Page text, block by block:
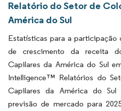
Relatório do Setor de
América do Sul
Estatísticas para a participação
de crescimento da receita
Capilares da América do Sul
Intelligence™ Relatórios do
Capilares da América do
previsão de mercado para